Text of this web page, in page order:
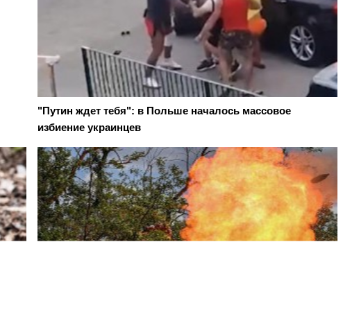
"Путин ждет тебя": в Польше началось массовое
избиение украинцев